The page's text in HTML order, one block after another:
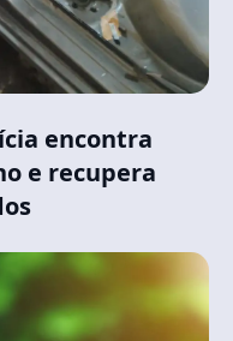
encontra
e recupera